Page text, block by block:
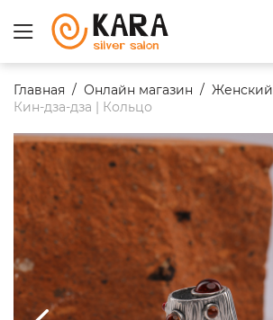
Главная Онлайн магазин Женский
Кин-дза-дза | Кольцо